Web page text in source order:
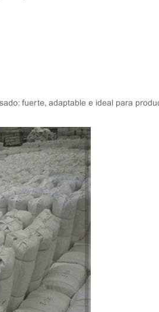
fuerte, adaptable e ideal para